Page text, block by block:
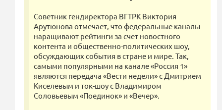
Советник гендиректора ВГТРК Виктория
Арутюнова отмечает, что федеральные каналы
наращивают рейтинги за счет новостного
контента и общественно-политических шоу,
обсуждающих события в стране и мире. Так,
самыми популярными на канале «Россия 1»
являются передача «Вести недели» с Дмитрием
Киселевым и ток-шоу с Владимиром
Соловьевым «Поединок» и «Вечер».